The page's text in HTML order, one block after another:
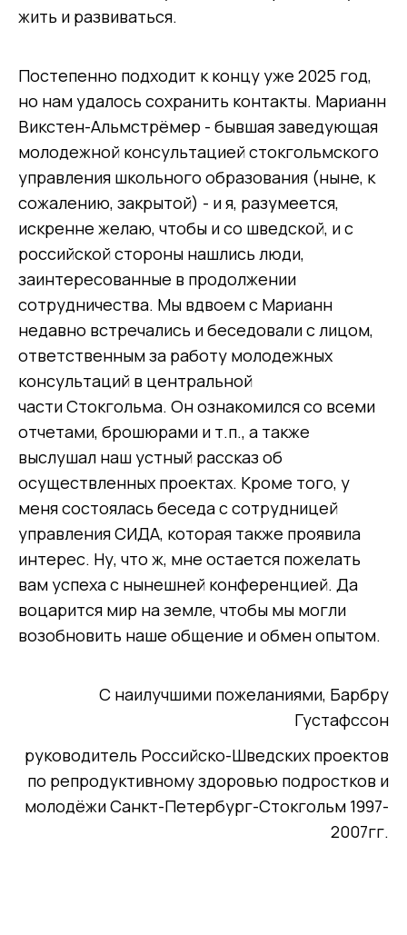
жить и развиваться.
Постепенно подходит к концу уже 2025 год,
но нам удалось сохранить контакты. Марианн
Викстен-Альмстрёмер - бывшая заведующая
молодежной консультацией стокгольмского
управления школьного образования (ныне, к
сожалению, закрытой) - и я, разумеется,
искренне желаю, чтобы и со шведской, и с
российской стороны нашлись люди,
заинтересованные в продолжении
сотрудничества. Мы вдвоем с Марианн
недавно встречались и беседовали с лицом,
ответственным за работу молодежных
консультаций в центральной
части Стокгольма. Он ознакомился со всеми
отчетами, брошюрами и т.п., а также
выслушал наш устный рассказ об
осуществленных проектах. Кроме того, у
меня состоялась беседа с сотрудницей
управления СИДА, которая также проявила
интерес. Ну, что ж, мне остается пожелать
вам успеха с нынешней конференцией. Да
воцарится мир на земле, чтобы мы могли
возобновить наше общение и обмен опытом.
С наилучшими пожеланиями, Барбру
Густафссон
руководитель Российско-Шведских проектов
по репродуктивному здоровью подростков и
молодёжи Санкт-Петербург-Стокгольм 1997-
2007гг.